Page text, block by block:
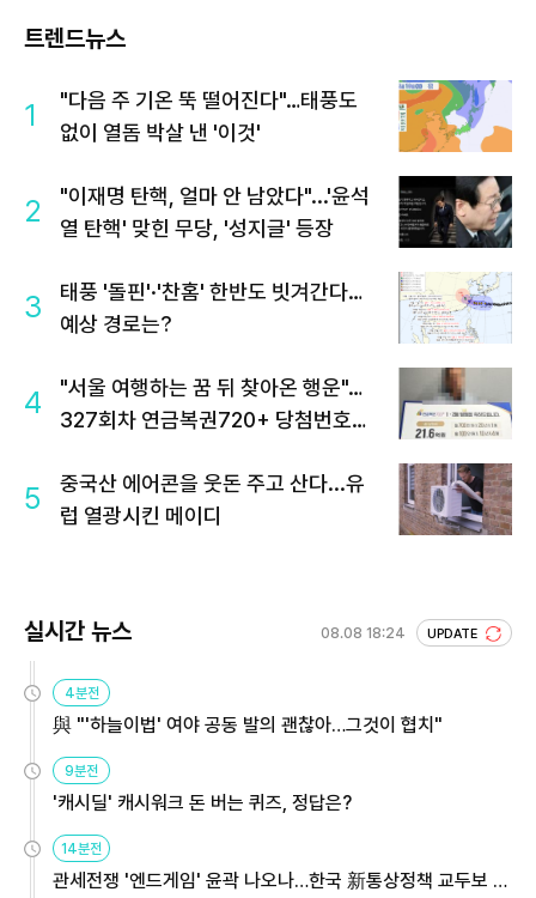
트렌드뉴스
1
"다음 주 기온 뚝 떨어진다"…태풍도
없이 열돔 박살 낸 '이것'
2
"이재명 탄핵, 얼마 안 남았다"...'윤석
열 탄핵' 맞힌 무당, '성지글' 등장
3
태풍 '돌핀'·'찬홈' 한반도 빗겨간다…
예상 경로는?
4
"서울 여행하는 꿈 뒤 찾아온 행운"…
327회차 연금복권720+ 당첨번호조
5
중국산 에어콘을 웃돈 주고 산다...유
럽 열광시킨 메이디
실시간 뉴스 08.08 18:24 UPDATE
4분전
與 "'하늘이법' 여야 공동 발의 괜찮아…그것이 협치"
9분전
'캐시딜' 캐시워크 돈 버는 퀴즈, 정답은?
14분전
관세전쟁 '엔드게임' 윤곽 나오나…한국 新통상정책 교두보 활